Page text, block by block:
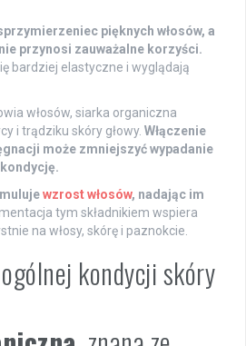
pięknych włosów, a
przynosi zauważalne korzyści.
bardziej elastyczne i wyglądają
włosów, siarka organiczna
i trądziku skóry głowy. Włączenie
może zmniejszyć wypadanie
wzrost włosów, nadając im
tym składnikiem wspiera
na włosy, skórę i paznokcie.
kondycji skóry